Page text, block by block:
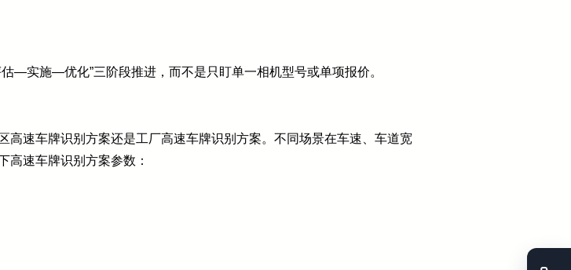
—实施—优化”三阶段推进，而不是只盯单一相机型号或单项报价。
速车牌识别方案还是工厂高速车牌识别方案。不同场景在车速、车道宽
高速车牌识别方案参数：